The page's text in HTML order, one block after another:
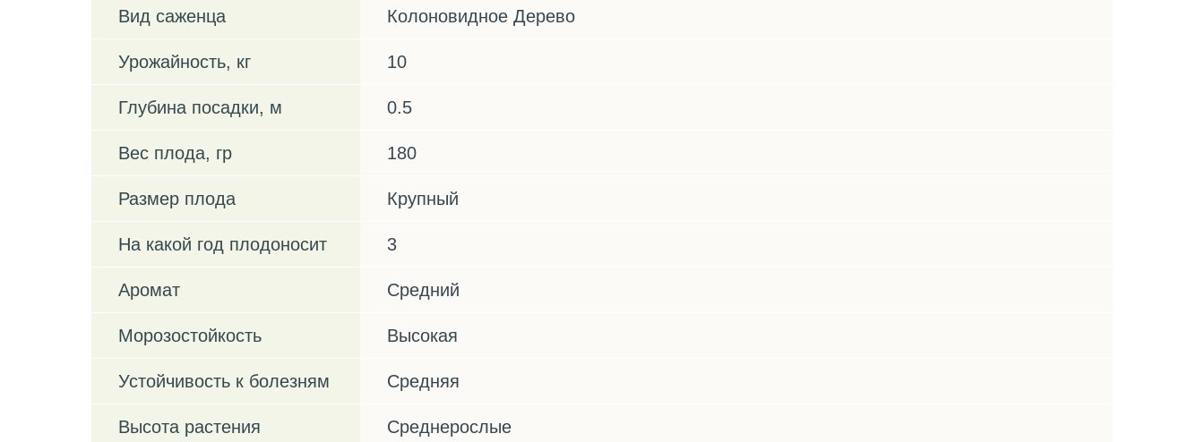
Вид саженца Колоновидное Дерево
Урожайность, кг 10
Глубина посадки, м 0.5
Вес плода, гр 180
Размер плода Крупный
На какой год плодоносит 3
Аромат Средний
Морозостойкость Высокая
Устойчивость к болезням Средняя
Высота растения Среднерослые